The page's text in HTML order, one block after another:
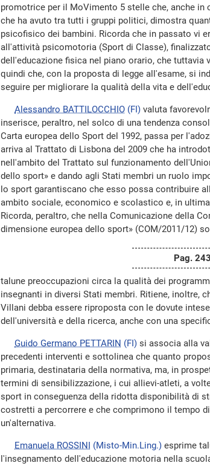
promotrice per il MoVimento 5 stelle che, anche
che ha avuto tra tutti i gruppi politici, dimostra
psicofisico dei bambini. Ricorda che in passato vi
all'attività psicomotoria (Sport di Classe),
dell'educazione fisica nel piano orario, che tuttavia
quindi che, con la proposta di legge all'esame, si
seguire per migliorare la qualità della vita e
Alessandro BATTILOCCHIO (FI) valuta
inserisce, peraltro, nel solco di una tendenza
Carta europea dello Sport del 1992, passa per
arriva al Trattato di Lisbona del 2009 che ha
nell'ambito del Trattato sul funzionamento
dello sport» e dando agli Stati membri un ruolo
lo sport garantiscano che esso possa contribuire
ambito sociale, economico e scolastico e, in
Ricorda, peraltro, che nella Comunicazione della
dimensione europea dello sport» (COM/2011/12)
Pag. 243
talune preoccupazioni circa la qualità dei
insegnanti in diversi Stati membri. Ritiene, inoltre,
Villani debba essere riproposta con le dovute
dell'università e della ricerca, anche con una
Guido Germano PETTARIN (FI) si associa alla
precedenti interventi e sottolinea che quanto
primaria, destinataria della normativa, ma, in
termini di sensibilizzazione, i cui allievi-atleti, a
sport in conseguenza della ridotta disponibilità di
costretti a percorrere e che comprimono il tempo
un'alternativa.
Emanuela ROSSINI (Misto-Min.Ling.) esprime
l'insegnamento dell'educazione motoria nella